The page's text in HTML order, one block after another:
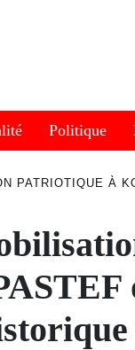
Politique
PATRIOTIQUE À